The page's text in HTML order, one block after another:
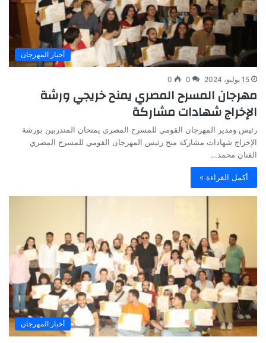
أخبار المهرجان
15 يوليو، 2024 0
0
مهرجان المسرح المصري يمنح خريجي ورشة
الإخراج شهادات مشاركة
رئيس ومدير المهرجان القومي للمسرح المصري يمنحان المتدربين بورشة
الإخراج شهادات مشاركة منح رئيس المهرجان القومي للمسرح المصري
الفنان محمد…
أكمل القراءة »
أخبار المهرجان